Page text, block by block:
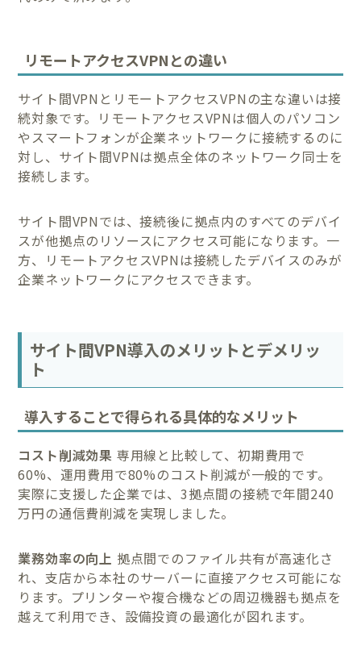
リモートアクセスVPNとの違い
サイト間VPNとリモートアクセスVPNの主な違いは接
続対象です。リモートアクセスVPNは個人のパソコン
やスマートフォンが企業ネットワークに接続するのに
対し、サイト間VPNは拠点全体のネットワーク同士を
接続します。
サイト間VPNでは、接続後に拠点内のすべてのデバイ
スが他拠点のリソースにアクセス可能になります。一
方、リモートアクセスVPNは接続したデバイスのみが
企業ネットワークにアクセスできます。
サイト間VPN導入のメリットとデメリッ
ト
導入することで得られる具体的なメリット
コスト削減効果 専用線と比較して、初期費用で
60%、運用費用で80%のコスト削減が一般的です。
実際に支援した企業では、3拠点間の接続で年間240
万円の通信費削減を実現しました。
業務効率の向上 拠点間でのファイル共有が高速化さ
れ、支店から本社のサーバーに直接アクセス可能にな
ります。プリンターや複合機などの周辺機器も拠点を
越えて利用でき、設備投資の最適化が図れます。